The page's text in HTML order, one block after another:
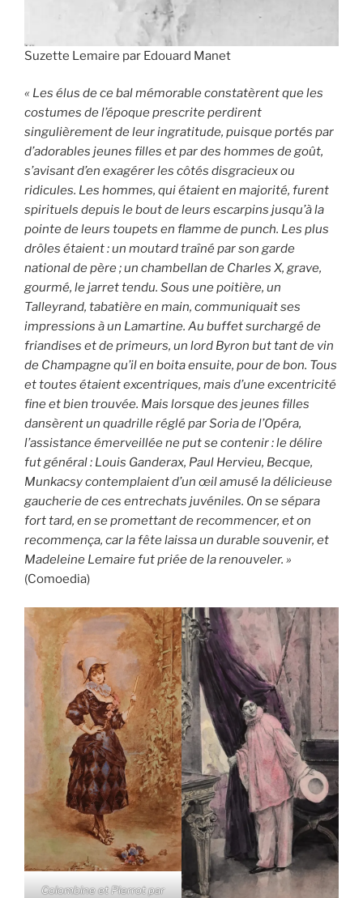
Suzette Lemaire par Edouard Manet
« Les élus de ce bal mémorable constatèrent que les
costumes de l’époque prescrite perdirent
singulièrement de leur ingratitude, puisque portés par
d’adorables jeunes filles et par des hommes de goût,
s’avisant d’en exagérer les côtés disgracieux ou
ridicules. Les hommes, qui étaient en majorité, furent
spirituels depuis le bout de leurs escarpins jusqu’à la
pointe de leurs toupets en flamme de punch. Les plus
drôles étaient : un moutard traîné par son garde
national de père ; un chambellan de Charles X, grave,
gourmé, le jarret tendu. Sous une poitière, un
Talleyrand, tabatière en main, communiquait ses
impressions à un Lamartine. Au buffet surchargé de
friandises et de primeurs, un lord Byron but tant de vin
de Champagne qu’il en boita ensuite, pour de bon. Tous
et toutes étaient excentriques, mais d’une excentricité
fine et bien trouvée. Mais lorsque des jeunes filles
dansèrent un quadrille réglé par Soria de l’Opéra,
l’assistance émerveillée ne put se contenir : le délire
fut général : Louis Ganderax, Paul Hervieu, Becque,
Munkacsy contemplaient d’un œil amusé la délicieuse
gaucherie de ces entrechats juvéniles. On se sépara
fort tard, en se promettant de recommencer, et on
recommença, car la fête laissa un durable souvenir, et
Madeleine Lemaire fut priée de la renouveler. »
(Comoedia)
Colombine et Pierrot par